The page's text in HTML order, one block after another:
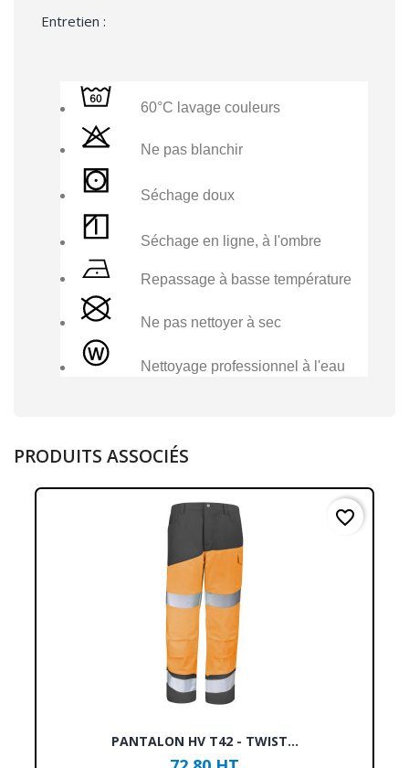
Entretien :
60°C lavage couleurs
Ne pas blanchir
Séchage doux
Séchage en ligne, à l'ombre
Repassage à basse température
Ne pas nettoyer à sec
Nettoyage professionnel à l'eau
PRODUITS ASSOCIÉS
PANTALON HV T42 - TWIST...
favorite_border